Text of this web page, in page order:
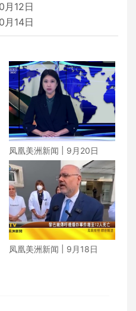
月12日
月14日
凤凰美洲新闻 | 9月20日
凤凰美洲新闻 | 9月18日